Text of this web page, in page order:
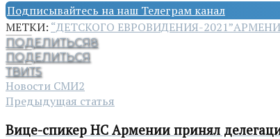
Подписывайтесь на наш Телеграм канал
МЕТКИ: “ДЕТСКОГО ЕВРОВИДЕНИЯ-2021”
ПОДЕЛИТЬСЯ8
ПОДЕЛИТЬСЯ
ТВИТ5
Новости СМИ2
Предыдущая статья
Вице-спикер НС Армении принял